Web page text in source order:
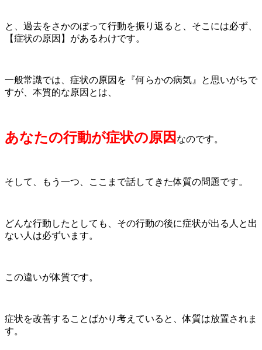
と、過去をさかのぼって行動を振り返ると、そこには必ず、
【症状の原因】があるわけです。
一般常識では、症状の原因を『何らかの病気』と思いがちで
すが、本質的な原因とは、
あなたの行動が症状の原因 なのです。
そして、もう一つ、ここまで話してきた体質の問題です。
どんな行動したとしても、その行動の後に症状が出る人と出
ない人は必ずいます。
この違いが体質です。
症状を改善することばかり考えていると、体質は放置されま
す。